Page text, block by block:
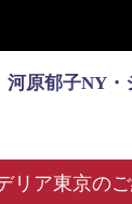
河原郁子NY・
リア東京の